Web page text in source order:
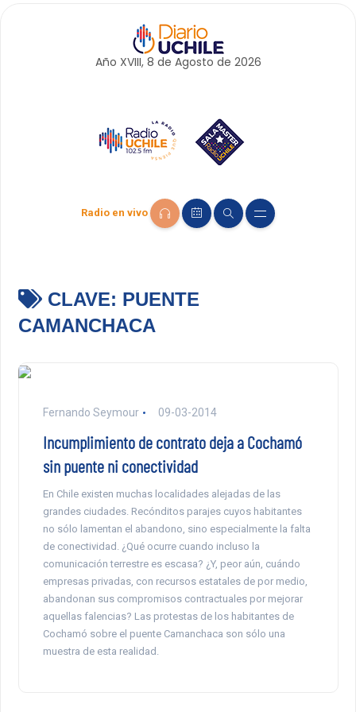
Año XVIII, 8 de Agosto de 2026
Radio en vivo
CLAVE: PUENTE
CAMANCHACA
Fernando Seymour 09-03-2014
Incumplimiento de contrato deja a Cochamó
sin puente ni conectividad
En Chile existen muchas localidades alejadas de las
grandes ciudades. Recónditos parajes cuyos habitantes
no sólo lamentan el abandono, sino especialmente la falta
de conectividad. ¿Qué ocurre cuando incluso la
comunicación terrestre es escasa? ¿Y, peor aún, cuándo
empresas privadas, con recursos estatales de por medio,
abandonan sus compromisos contractuales por mejorar
aquellas falencias? Las protestas de los habitantes de
Cochamó sobre el puente Camanchaca son sólo una
muestra de esta realidad.